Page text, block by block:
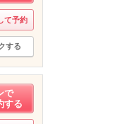
て予約
する
で
する